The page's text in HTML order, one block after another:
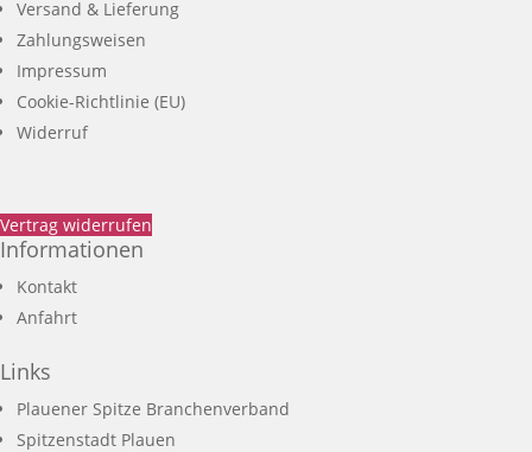
Versand & Lieferung
Zahlungsweisen
Impressum
Cookie-Richtlinie (EU)
Widerruf
Vertrag widerrufen
Informationen
Kontakt
Anfahrt
Links
Plauener Spitze Branchenverband
Spitzenstadt Plauen